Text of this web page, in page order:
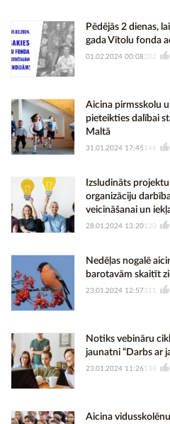
Pēdējās 2 dienas,
gada Vītolu fonda
01.02.2024 00:08 202
Aicina pirmsskolu
pieteikties dalībai
Maltā
31.01.2024 17:45 146
Izsludināts
organizāciju
veicināšanai un
28.01.2024 13:20120
Nedēļas nogalē
barotavām skaitīt
23.01.2024 12:57311
Notiks vebināru
jaunatni “Darbs ar
23.01.2024 11:26138
Aicina